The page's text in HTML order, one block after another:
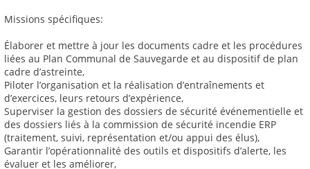
Missions spécifiques:
Élaborer et mettre à jour les documents cadre et les procédures
liées au Plan Communal de Sauvegarde et au dispositif de plan
cadre d’astreinte,
Piloter l’organisation et la réalisation d’entraînements et
d’exercices, leurs retours d’expérience,
Superviser la gestion des dossiers de sécurité événementielle et
des dossiers liés à la commission de sécurité incendie ERP
(traitement, suivi, représentation et/ou appui des élus),
Garantir l’opérationnalité des outils et dispositifs d’alerte, les
évaluer et les améliorer,